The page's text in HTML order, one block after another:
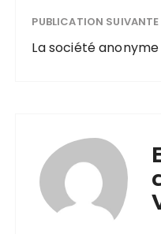
PUBLICATION SUIVANTE
La société